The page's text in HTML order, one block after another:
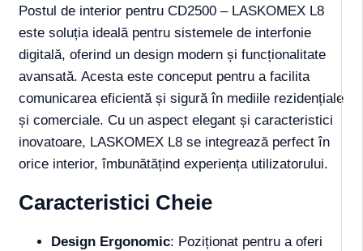
Postul de interior pentru CD2500 – LASKOMEX L8
este soluția ideală pentru sistemele de interfonie
digitală, oferind un design modern și funcționalitate
avansată. Acesta este conceput pentru a facilita
comunicarea eficientă și sigură în mediile rezidențiale
și comerciale. Cu un aspect elegant și caracteristici
inovatoare, LASKOMEX L8 se integrează perfect în
orice interior, îmbunătățind experiența utilizatorului.
Caracteristici Cheie
Design Ergonomic: Poziționat pentru a oferi